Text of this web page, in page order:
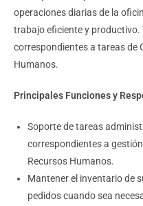
operaciones diarias de la
trabajo eficiente y
correspondientes a tareas de
Humanos.
Principales Funciones y
Soporte de tareas
correspondientes a
Recursos Humanos.
Mantener el inventario de
pedidos cuando sea